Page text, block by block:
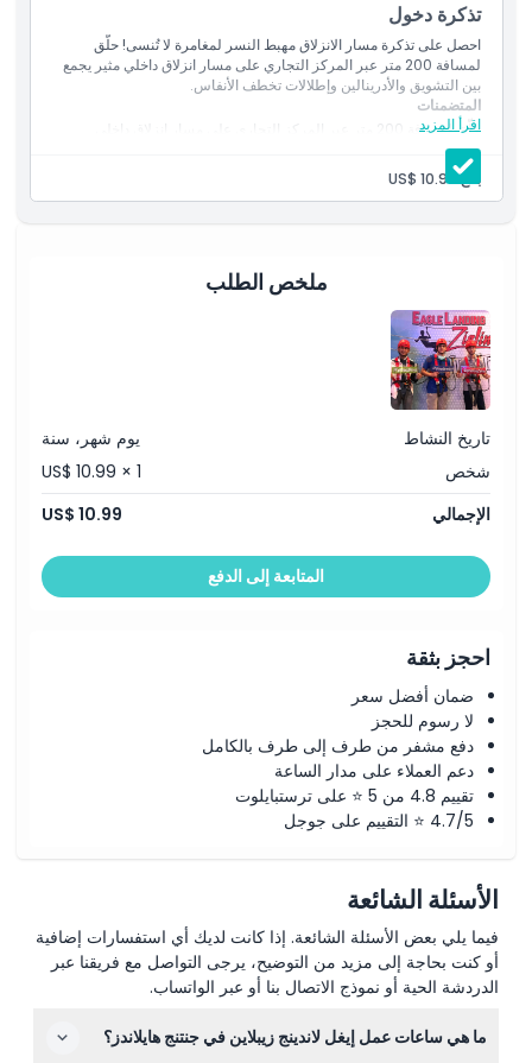
المتضمنات
سياسة الأطفال والبالغين
الاستثناءات
ما يجب معرفته
الموقع
كيفية الوصول إلى هناك
كيفية الاسترداد
سياسة الإلغاء
تذكرة دخول
احصل على تذكرة مسار الانزلاق مهبط النسر لمغامرة لا تُنسى! حلّق
لمسافة 200 متر عبر المركز التجاري على مسار انزلاق داخلي مثير يجمع
بين التشويق والأدرينالين وإطلالات تخطف الأنفاس.
اقرأ المزيد
المتضمنات
مثير.
اشعر بالإثارة واستمتع بمغامرة ممتعة لا تُنسى.
بالغ:US$ 10.99
ملخص الطلب
تاريخ النشاط
يوم شهر، سنة
شخص
US$ 10.99 × 1
الإجمالي
US$ 10.99
المتابعة إلى الدفع
احجز بثقة
ضمان أفضل سعر
لا رسوم للحجز
دفع مشفر من طرف إلى طرف بالكامل
دعم العملاء على مدار الساعة
تقييم 4.8 من 5 ⭐ على ترستبايلوت
4.7/5 ⭐ التقييم على جوجل
الأسئلة الشائعة
فيما يلي بعض الأسئلة الشائعة. إذا كانت لديك أي استفسارات إضافية
أو كنت بحاجة إلى مزيد من التوضيح، يرجى التواصل مع فريقنا عبر
الدردشة الحية أو نموذج الاتصال بنا أو عبر الواتساب.
ما هي ساعات عمل إيغل لاندينج زيبلاين في جنتنج هايلاندز؟